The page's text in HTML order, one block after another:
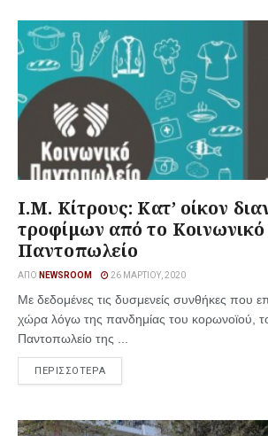
Ι.Μ. Κίτρους: Κατ’ οίκον
τροφίμων από το Κοινωνικό
Παντοπωλείο
ΑΠΌ NEWSROOM 26 ΜΑΡΤΊΟΥ, 2020
Με δεδομένες τις δυσμενείς συνθήκες που
χώρα λόγω της πανδημίας του κορωνοϊού,
Παντοπωλείο της ...
ΠΕΡΙΣΣΟΤΕΡΑ